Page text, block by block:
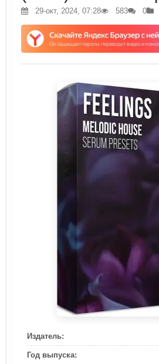
29-окт, 2024, 07:28 583 0
Издатель:
Год выпуска: